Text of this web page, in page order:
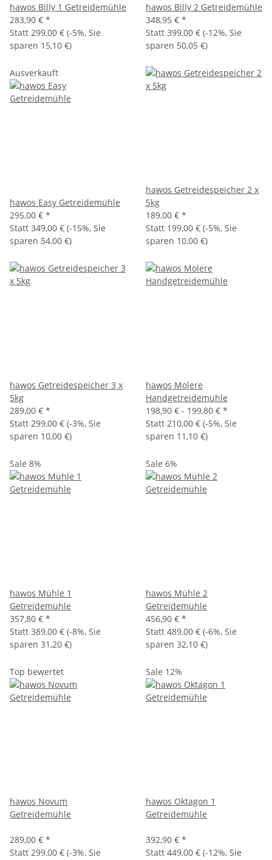
hawos Billy 1 Getreidemühle
283,90 € *
Statt 299,00 € (-5%, Sie
sparen 15,10 €)
hawos Billy 2 Getreidemühle
348,95 € *
Statt 399,00 € (-12%, Sie
sparen 50,05 €)
Ausverkauft
hawos Easy Getreidemühle
295,00 € *
Statt 349,00 € (-15%, Sie
sparen 54,00 €)
hawos Getreidespeicher 2 x
5kg
189,00 € *
Statt 199,00 € (-5%, Sie
sparen 10,00 €)
hawos Getreidespeicher 3 x
5kg
289,00 € *
Statt 299,00 € (-3%, Sie
sparen 10,00 €)
hawos Molere
Handgetreidemühle
198,90 € - 199,80 € *
Statt 210,00 € (-5%, Sie
sparen 11,10 €)
Sale 8%
hawos Mühle 1
Getreidemühle
357,80 € *
Statt 389,00 € (-8%, Sie
sparen 31,20 €)
Sale 6%
hawos Mühle 2
Getreidemühle
456,90 € *
Statt 489,00 € (-6%, Sie
sparen 32,10 €)
Top bewertet
hawos Novum
Getreidemühle
289,00 € *
Statt 299,00 € (-3%, Sie
Sale 12%
hawos Oktagon 1
Getreidemühle
392,90 € *
Statt 449,00 € (-12%, Sie